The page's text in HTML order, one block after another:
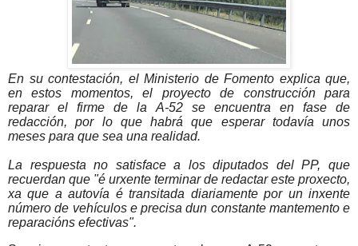
En su contestación, el Ministerio de Fomento explica que,
en estos momentos, el proyecto de construcción para
reparar el firme de la A-52 se encuentra en fase de
redacción, por lo que habrá que esperar todavía unos
meses para que sea una realidad.
La respuesta no satisface a los diputados del PP, que
recuerdan que "é urxente terminar de redactar este proxecto,
xa que a autovía é transitada diariamente por un inxente
número de vehículos e precisa dun constante mantemento e
reparacións efectivas".